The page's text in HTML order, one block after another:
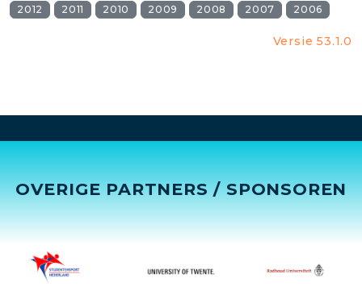
2012 2011 2010 2009 2008 2007 2006
Versie 53.1.0
OVERIGE PARTNERS / SPONSOREN